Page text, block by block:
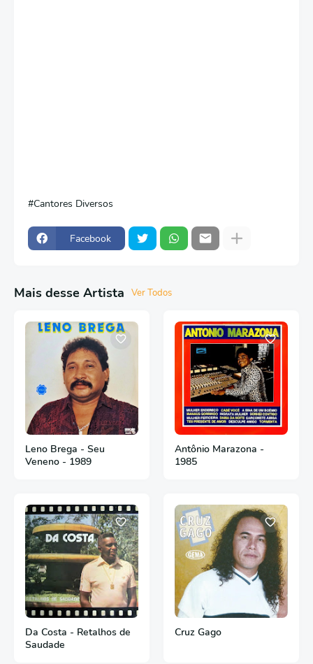
Cantores Diversos
Facebook
Mais desse Artista Ver Todos
Leno Brega - Seu
Veneno - 1989
Antônio Marazona -
1985
Da Costa - Retalhos de
Saudade
Cruz Gago